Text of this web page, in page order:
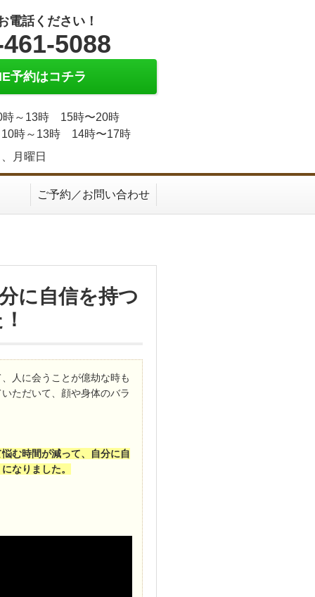
電話ください！
5088
予約はコチラ
時～13時 15時〜20時
10時～13時 14時〜17時
月曜日
ご予約／お問い合わせ
に自信を持つ
人に会うことが億劫な時も
ただいて、顔や身体のバラ
む時間が減って、自分に自
なりました。